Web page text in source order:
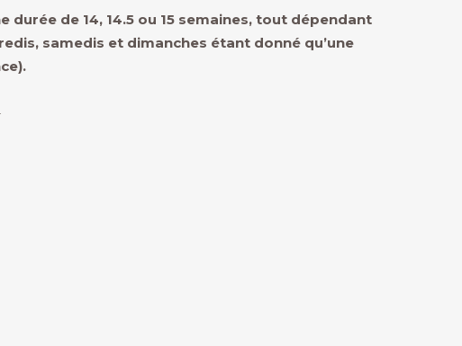
de 14, 14.5 ou 15 semaines, tout dépendant
samedis et dimanches étant donné qu’une